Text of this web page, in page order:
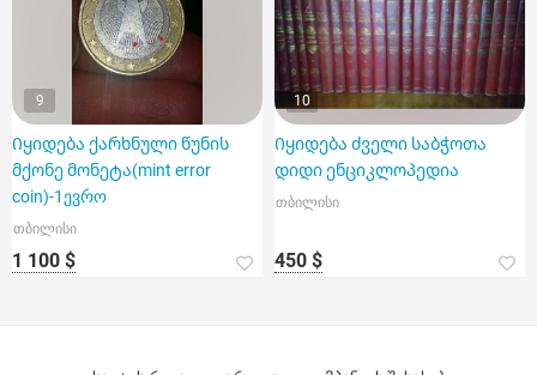
9
Იყიდება ქარხნული წუნის
მქონე მონეტა(mint error
coin)-1ევრო
თბილისი
1 100 $
10
Იყიდება ძველი საბჭოთა
დიდი ენციკლოპედია
თბილისი
450 $